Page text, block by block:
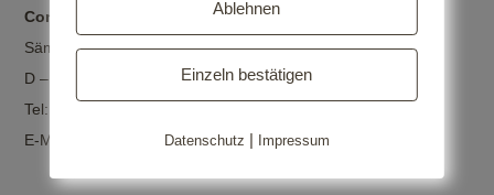
Convendi
Sämannstr. 102
D – 81249 München
Tel:
E-Mail: info@convendi.de
Ablehnen
Einzeln bestätigen
Datenschutz | Impressum